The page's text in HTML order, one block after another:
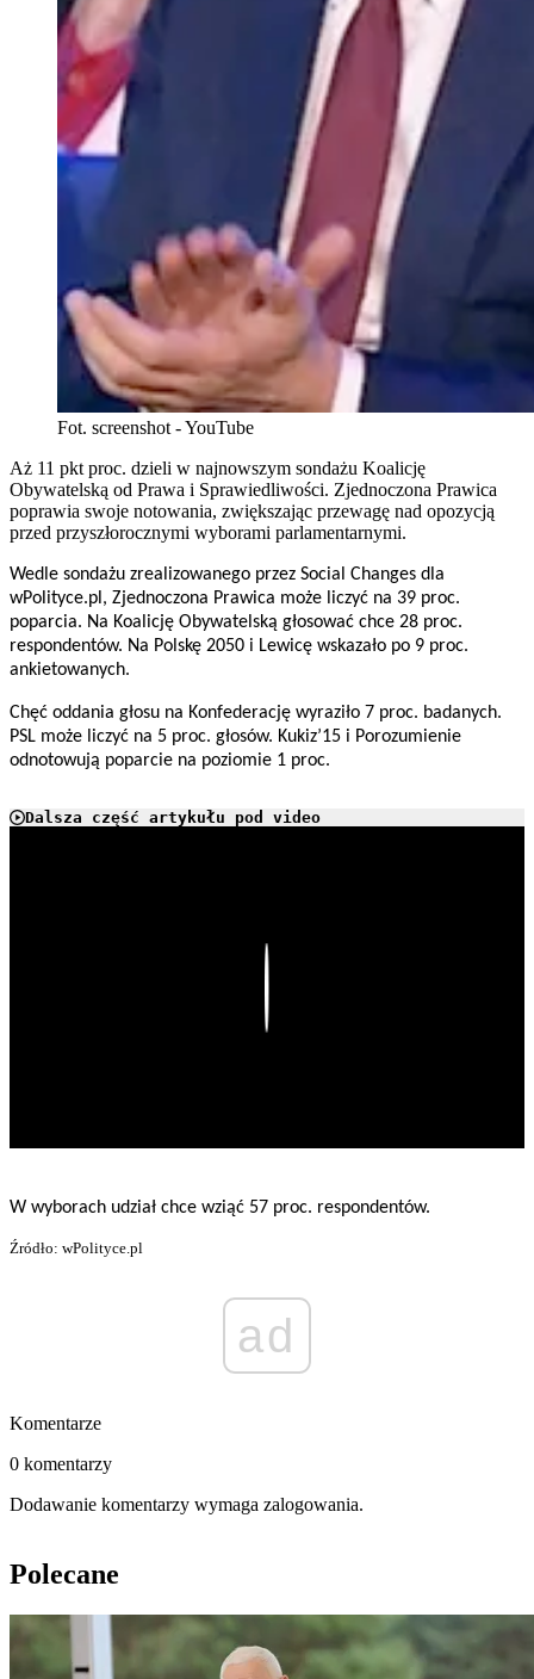
Fot. screenshot - YouTube
Aż 11 pkt proc. dzieli w najnowszym sondażu Koalicję
Obywatelską od Prawa i Sprawiedliwości. Zjednoczona Prawica
poprawia swoje notowania, zwiększając przewagę nad opozycją
przed przyszłorocznymi wyborami parlamentarnymi.
Wedle sondażu zrealizowanego przez Social Changes dla
wPolityce.pl, Zjednoczona Prawica może liczyć na 39 proc.
poparcia. Na Koalicję Obywatelską głosować chce 28 proc.
respondentów. Na Polskę 2050 i Lewicę wskazało po 9 proc.
ankietowanych.
Chęć oddania głosu na Konfederację wyraziło 7 proc. badanych.
PSL może liczyć na 5 proc. głosów. Kukiz’15 i Porozumienie
odnotowują poparcie na poziomie 1 proc.
Dalsza część artykułu pod video
W wyborach udział chce wziąć 57 proc. respondentów.
Źródło: wPolityce.pl
ad
Komentarze
0 komentarzy
Dodawanie komentarzy wymaga zalogowania.
Polecane